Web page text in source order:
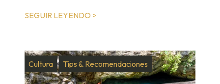
SEGUIR LEYENDO >
Cultura Tips & Recomendaciones